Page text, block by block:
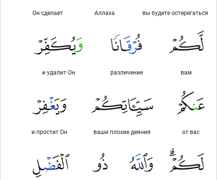
вы будете остерегаться
Аллаха
Он сделает
вам
различение
и удалит Он
от вас
ваши плохие деяния
и простит Он